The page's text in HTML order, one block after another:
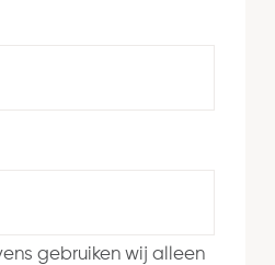
gebruiken wij alleen